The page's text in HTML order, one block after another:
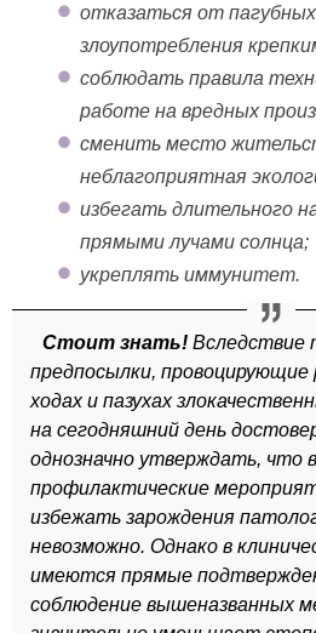
отказаться от
злоупотребления
соблюдать правила
работе на вредных
сменить место
неблагоприятная
избегать длительного
прямыми лучами солнца;
укреплять иммунитет.
Стоит знать! Вследствие
предпосылки, провоцирующие
ходах и пазухах
на сегодняшний день
однозначно утверждать, что
профилактические
избежать зарождения
невозможно. Однако в
имеются прямые
соблюдение вышеназванных